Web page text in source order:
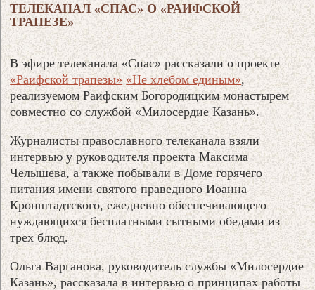
ТЕЛЕКАНАЛ «СПАС» О «РАИФСКОЙ
ТРАПЕЗЕ»
В эфире телеканала «Спас» рассказали о проекте
«Раифской трапезы» «Не хлебом единым»,
реализуемом Раифским Богородицким монастырем
совместно со службой «Милосердие Казань».
Журналисты православного телеканала взяли
интервью у руководителя проекта Максима
Челышева, а также побывали в Доме горячего
питания имени святого праведного Иоанна
Кронштадтского, ежедневно обеспечивающего
нуждающихся бесплатными сытными обедами из
трех блюд.
Ольга Варганова, руководитель службы «Милосердие
Казань», рассказала в интервью о принципах работы